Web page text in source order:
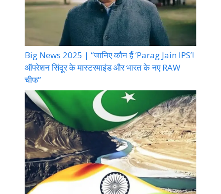
Big News 2025 | “जानिए कौन हैं ‘Parag Jain IPS’!
ऑपरेशन सिंदूर के मास्टरमाइंड और भारत के नए RAW
चीफ”